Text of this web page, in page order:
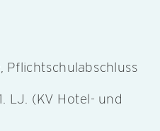
Pflichtschulabschluss
LJ. (KV Hotel- und